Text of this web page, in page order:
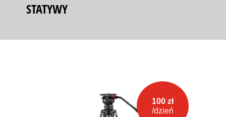
STATYWY
100 zł
/dzień